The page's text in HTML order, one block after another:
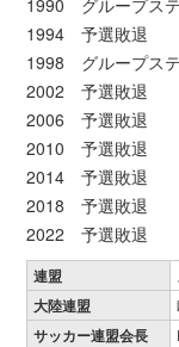
1994 予選敗退
1998 グループス
2002 予選敗退
2006 予選敗退
2010 予選敗退
2014 予選敗退
2018 予選敗退
2022 予選敗退
連盟
大陸連盟
サッカー連盟会長